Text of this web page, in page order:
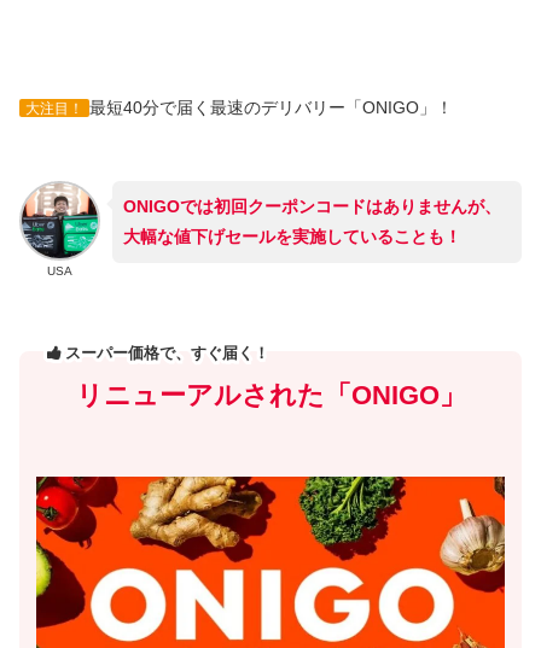
大注目！ 最短40分で届く最速のデリバリー「ONIGO」！
USA
ONIGOでは初回クーポンコードはありませんが、
大幅な値下げセールを実施していることも！
スーパー価格で、すぐ届く！
リニューアルされた「ONIGO」